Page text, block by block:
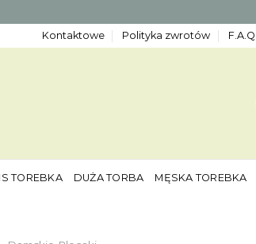
Kontaktowe Polityka zwrotów F.A.Q
TOREBKA DUŻA TORBA MĘSKA TOREBKA